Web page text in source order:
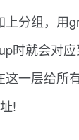
分组，用
时就会对
一层给所
!